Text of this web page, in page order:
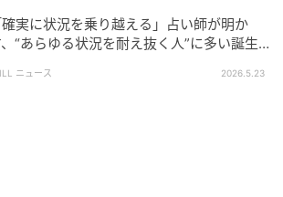
ての厚みが増していくでしょう。経
その優しさと強さが周囲を支える力
。
確実に状況を乗り越える」占い師が明か
“あらゆる状況を耐え抜く人”に多い誕生
ニュース 2026.5.23